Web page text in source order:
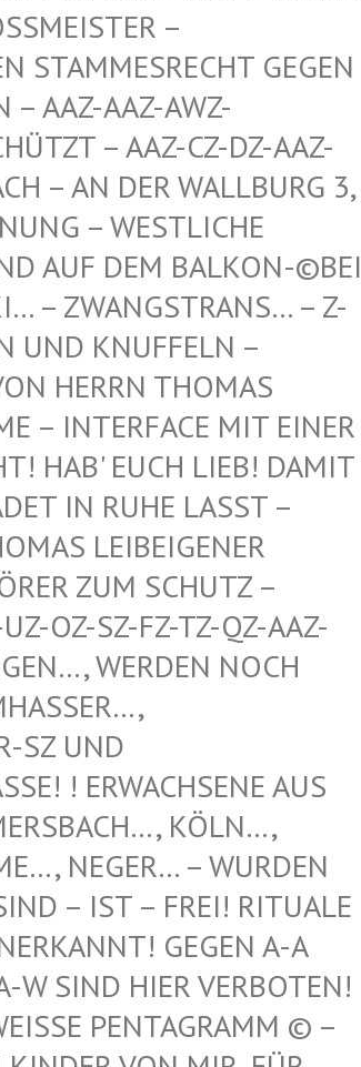
– ALTHE
GEGEN DEUTS
AAZ-AWZ-SPIEL
– AAZ-CZ-DZ-AAZ-ZZ-LZ-
DER WALLBURG 3, 5. ETA
RICHTU
BALKON-©BEI DEN BUN
– Z-WAIKI –
UND KNUFFELN –
HERRN THOMAS M
INTERFACE MIT EINER FR
EUCH LIEB! DAMIT IH
IN RUHE LASST – BE
LEIBEIGENER DI
ZUM SCHUTZ – WE
SZ-FZ-TZ-QZ-AAZ-TZ-
WERDEN NOCH UNT
VOO
SCH
ERWACHSENE AUS REF
KÖLN…, LEV
– WURDEN HIE
IST – FREI! RITUALE VON
GEGEN A-A UND
HIER VERBOTEN! 12.
PENTAGRAMM © – HILF